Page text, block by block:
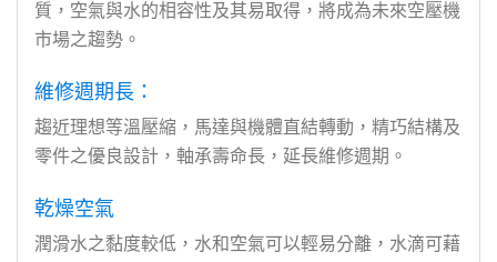
質，空氣與水的相容性及其易取得，將成為未來空壓機
市場之趨勢。
維修週期長：
趨近理想等溫壓縮，馬達與機體直結轉動，精巧結構及
零件之優良設計，軸承壽命長，延長維修週期。
乾燥空氣
潤滑水之黏度較低，水和空氣可以輕易分離，水滴可藉